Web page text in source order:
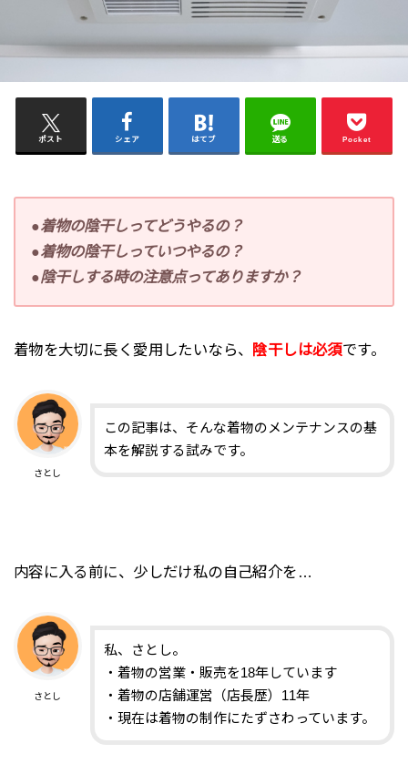
ポスト シェア はてブ 送る Pocket
●着物の陰干しってどうやるの？
●着物の陰干しっていつやるの？
●陰干しする時の注意点ってありますか？
着物を大切に長く愛用したいなら、 陰干しは必須です。
さとし
この記事は、そんな着物のメンテナンスの基
本を解説する試みです。
内容に入る前に、少しだけ私の自己紹介を…
さとし
私、さとし。
・着物の営業・販売を18年しています
・着物の店舗運営（店長歴）11年
・現在は着物の制作にたずさわっています。